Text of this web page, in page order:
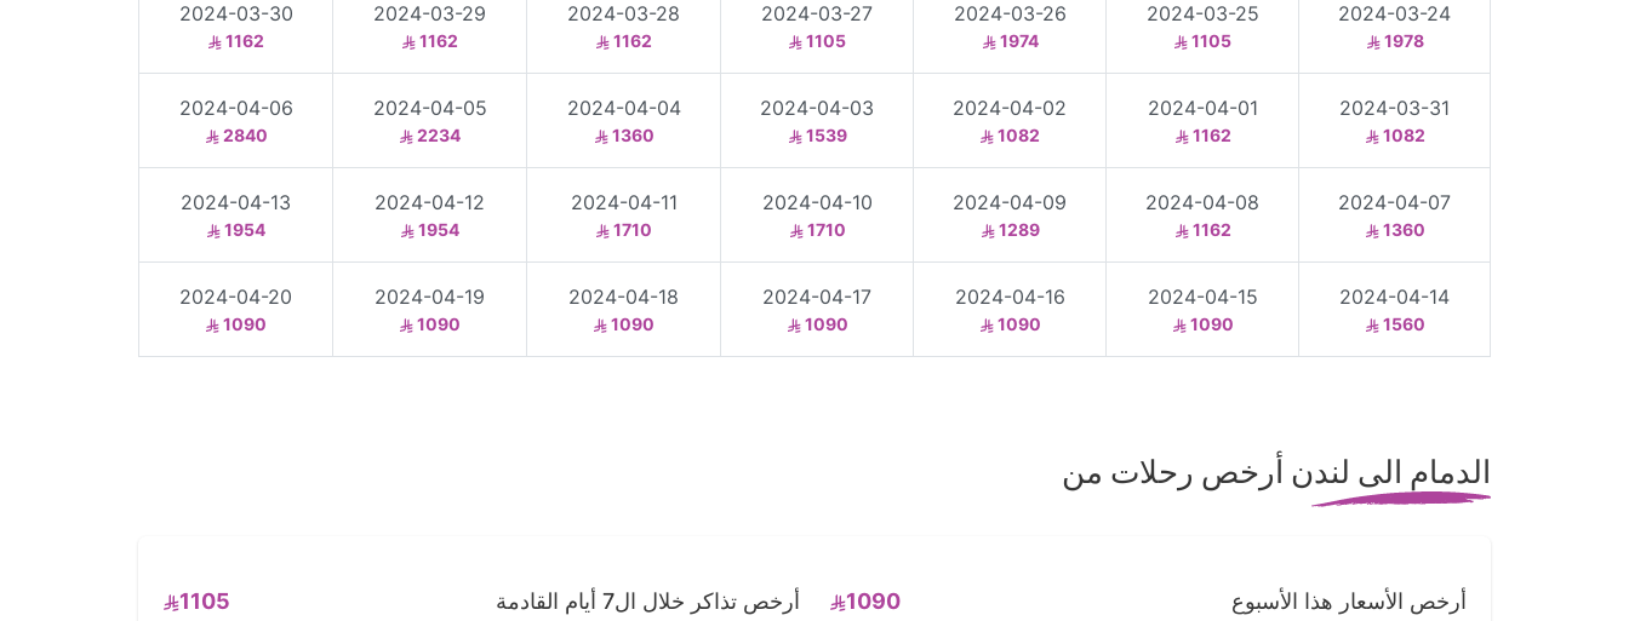
2024-03-24
1978
2024-03-25
1105
2024-03-26
1974
2024-03-27
1105
2024-03-28
1162
2024-03-29
1162
2024-03-30
1162
2024-03-31
1082
2024-04-01
1162
2024-04-02
1082
2024-04-03
1539
2024-04-04
1360
2024-04-05
2234
2024-04-06
2840
2024-04-07
1360
2024-04-08
1162
2024-04-09
1289
2024-04-10
1710
2024-04-11
1710
2024-04-12
1954
2024-04-13
1954
2024-04-14
1560
2024-04-15
1090
2024-04-16
1090
2024-04-17
1090
2024-04-18
1090
2024-04-19
1090
2024-04-20
1090
الدمام الى لندن أرخص رحلات من
أرخص الأسعار هذا الأسبوع 1090 أرخص تذاكر خلال ال7 أيام القادمة 1105